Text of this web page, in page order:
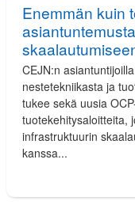
Enemmän kuin
CEJN:n
nestetekniikasta ja
tukee sekä uusia
tuotekehitysaloitteita,
infrastruktuurin
kanssa...